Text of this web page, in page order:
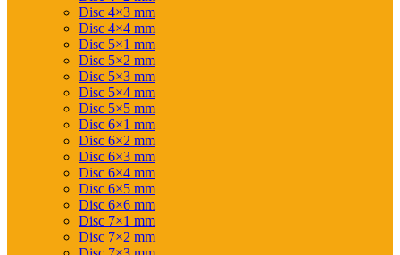
Disc 4×3 mm
Disc 4×4 mm
Disc 5×1 mm
Disc 5×2 mm
Disc 5×3 mm
Disc 5×4 mm
Disc 5×5 mm
Disc 6×1 mm
Disc 6×2 mm
Disc 6×3 mm
Disc 6×4 mm
Disc 6×5 mm
Disc 6×6 mm
Disc 7×1 mm
Disc 7×2 mm